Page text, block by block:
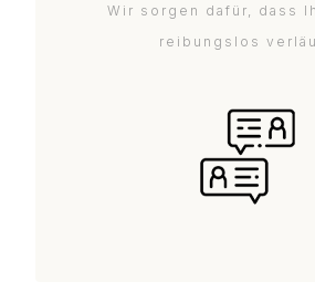
Wir sorgen dafür, dass
reibungslos